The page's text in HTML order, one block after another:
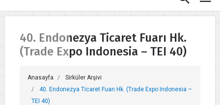
40. Endonezya Ticaret Fuarı Hk.
(Trade Expo Indonesia – TEI 40)
Anasayfa
Sirküler Arşivi
40. Endonezya Ticaret Fuarı Hk. (Trade Expo Indonesia –
TEI 40)